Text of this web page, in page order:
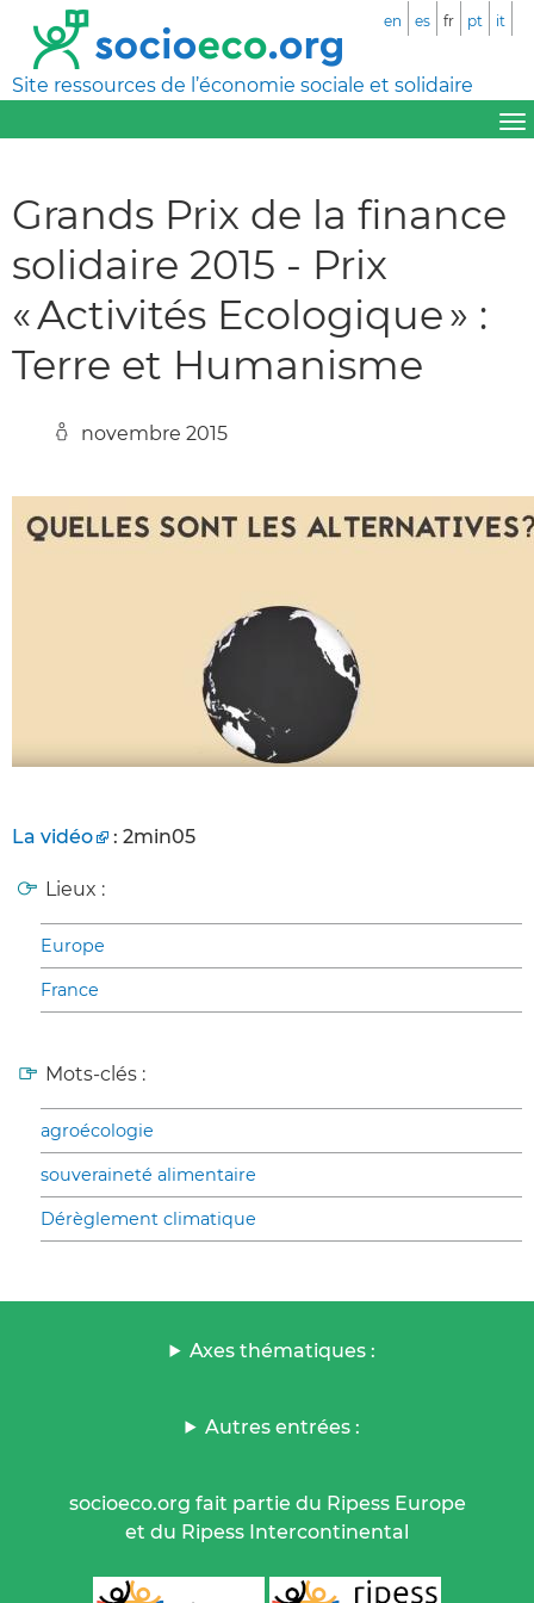
Site ressources de l’économie sociale et solidaire
en es fr pt it
Grands Prix de la finance
solidaire 2015 - Prix
« Activités Ecologique » :
Terre et Humanisme
novembre 2015
La vidéo : 2min05
Lieux :
Europe
France
Mots-clés :
agroécologie
souveraineté alimentaire
Dérèglement climatique
Axes thématiques :
Autres entrées :
socioeco.org fait partie du Ripess Europe
et du Ripess Intercontinental